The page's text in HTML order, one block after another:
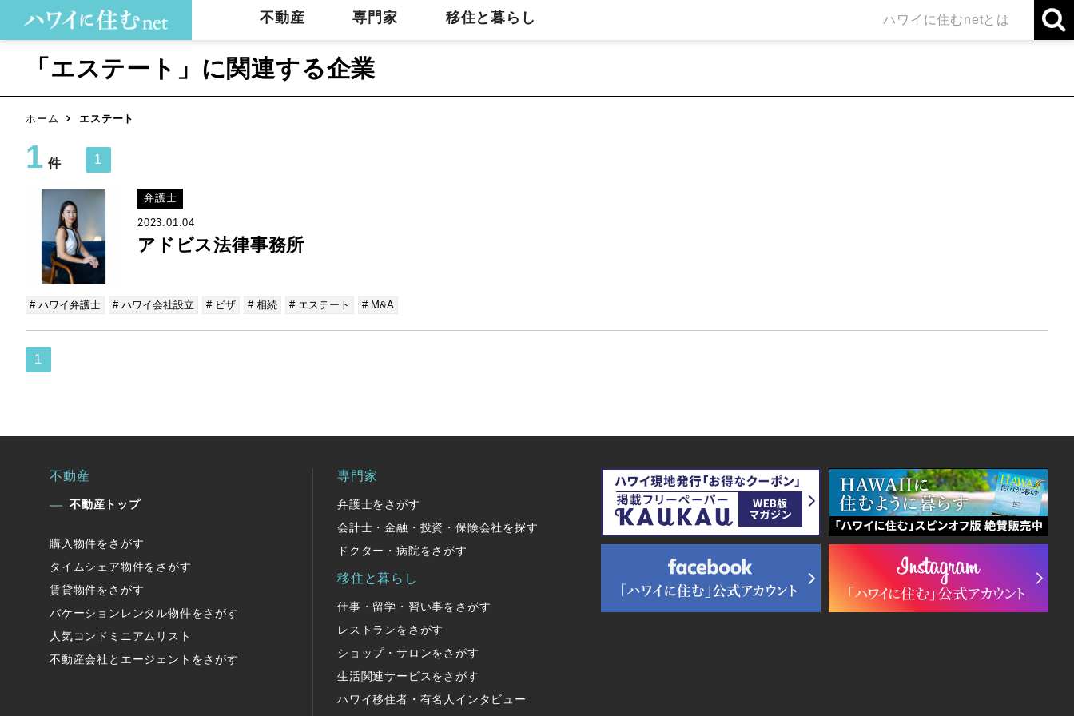
不動産 専門家 移住と暮らし ハワイに住むnetとは
「エステート」に関連する企業
ホーム エステート
1 件 1
弁護士
2023.01.04
アドビス法律事務所
# ハワイ弁護士 # ハワイ会社設立 # ビザ # 相続 # エステート # M&A
1
不動産
不動産トップ
購入物件をさがす
タイムシェア物件をさがす
賃貸物件をさがす
バケーションレンタル物件をさがす
人気コンドミニアムリスト
不動産会社とエージェントをさがす
専門家
弁護士をさがす
会計士・金融・投資・保険会社を探す
ドクター・病院をさがす
移住と暮らし
仕事・留学・習い事をさがす
レストランをさがす
ショップ・サロンをさがす
生活関連サービスをさがす
ハワイ移住者・有名人インタビュー